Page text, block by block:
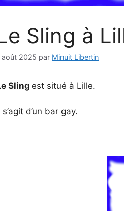
Sling à
août 2025 par Minuit Libertin
Sling est situé à Lille.
s’agit d’un bar gay.